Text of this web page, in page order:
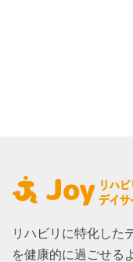
リハビリに特化した
を健康的に過ごせる